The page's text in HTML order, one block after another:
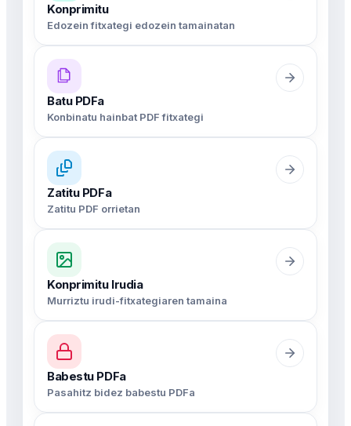
Konprimitu
Edozein fitxategi edozein tamainatan
Batu PDFa
Konbinatu hainbat PDF fitxategi
Zatitu PDFa
Zatitu PDF orrietan
Konprimitu Irudia
Murriztu irudi-fitxategiaren tamaina
Babestu PDFa
Pasahitz bidez babestu PDFa